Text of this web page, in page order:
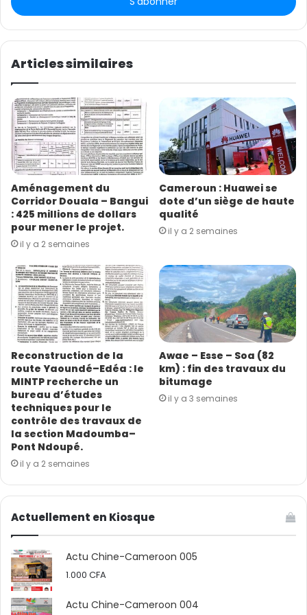
r
e
z
o
r
e
a
d
e
s
s
e
E
m
a
Articles similaires
Aménagement du
Corridor Douala – Bangui
: 425 millions de dollars
pour mener le projet.
il y a 2 semaines
Cameroun : Huawei se
dote d’un siège de haute
qualité
il y a 2 semaines
Reconstruction de la
route Yaoundé–Edéa : le
MINTP recherche un
bureau d’études
techniques pour le
contrôle des travaux de
la section Madoumba–
Pont Ndoupé.
il y a 2 semaines
Awae – Esse – Soa (82
km) : fin des travaux du
bitumage
il y a 3 semaines
Actuellement en Kiosque
Actu Chine-Cameroon 005
1.000 CFA
Actu Chine-Cameroon 004